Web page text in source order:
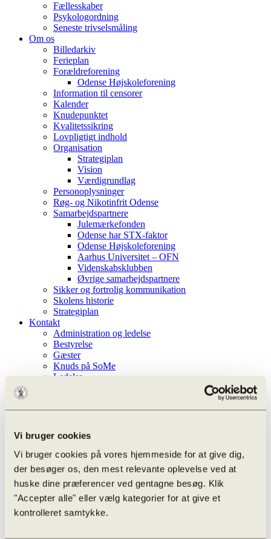
Vi bruger cookies
Vi bruger cookies på vores hjemmeside for at give dig,
der besøger os, den mest relevante oplevelse ved at
huske dine præferencer ved gentagne besøg. Klik
"Accepter alle" eller vælg kategorier for at give et
kontrolleret samtykke.
Fællesskaber
Psykologordning
Seneste trivselsmåling
Om os
Billedarkiv
Ferieplan
Forældreforening
Odense Højskoleforening
Information til censorer
Kalender
Knudepunktet
Kvalitetssikring
Lovpligtigt indhold
Organisation
Strategiplan
Vision
Værdigrundlag
Personoplysninger
Røg- og Nikotinfrit Odense
Samarbejdspartnere
Julemærkefonden
Odense har STX-faktor
Odense Højskoleforening
Aarhus Universitet – OFN
Videnskabsklubben
Øvrige samarbejdspartnere
Sikker og fortrolig kommunikation
Skolens historie
Strategiplan
Kontakt
Administration og ledelse
Bestyrelse
Gæster
Knuds på SoMe
Ledelse
Studievejledere
Whistleblowerordning
Aktiviteter
Efter skoletid
Infoskærm liste
Kalender
Ferieplan
Odense Højskoleforening
Aarhus Universitet – OFN